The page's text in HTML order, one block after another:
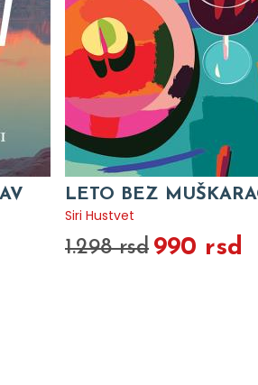
LETO BEZ
Siri Hustvet
1.298 rsd 990 rsd